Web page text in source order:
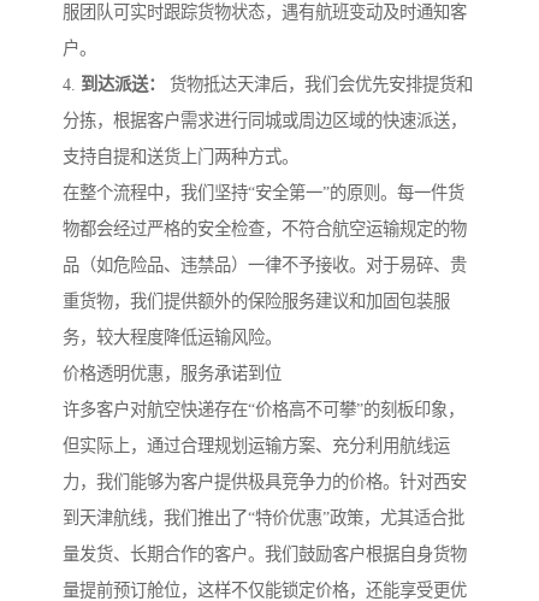
服团队可实时跟踪货物状态，遇有航班变动及时通知客
户。
4. 到达派送：
货物抵达天津后，我们会优先安排提货和
分拣，根据客户需求进行同城或周边区域的快速派送，
支持自提和送货上门两种方式。
在整个流程中，我们坚持“安全第一”的原则。每一件货
物都会经过严格的安全检查，不符合航空运输规定的物
品（如危险品、违禁品）一律不予接收。对于易碎、贵
重货物，我们提供额外的保险服务建议和加固包装服
务，较大程度降低运输风险。
价格透明优惠，服务承诺到位
许多客户对航空快递存在“价格高不可攀”的刻板印象，
但实际上，通过合理规划运输方案、充分利用航线运
力，我们能够为客户提供极具竞争力的价格。针对西安
到天津航线，我们推出了“特价优惠”政策，尤其适合批
量发货、长期合作的客户。我们鼓励客户根据自身货物
量提前预订舱位，这样不仅能锁定价格，还能享受更优